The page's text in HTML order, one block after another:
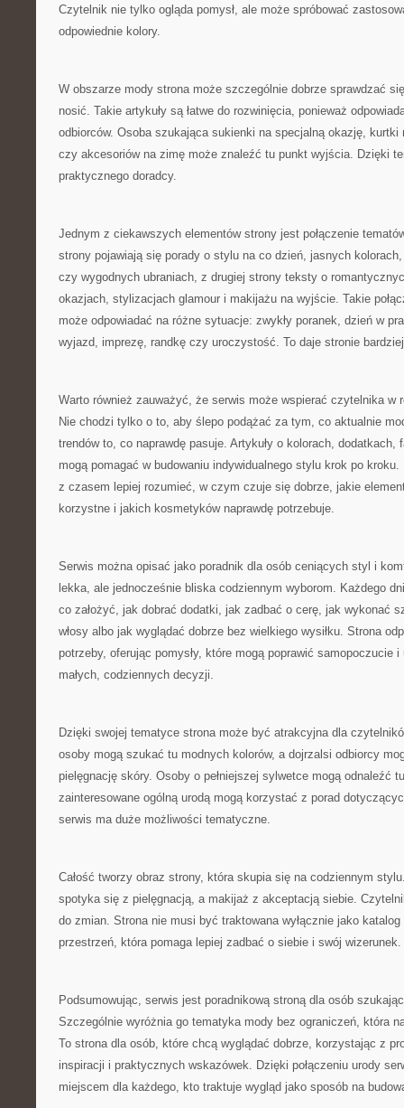
Czytelnik nie tylko ogląda pomysł, ale może spróbować
odpowiednie kolory.
W obszarze mody strona może szczególnie dobrze sprawdzać
nosić. Takie artykuły są łatwe do rozwinięcia, ponieważ
odbiorców. Osoba szukająca sukienki na specjalną okazję, kurtki
czy akcesoriów na zimę może znaleźć tu punkt wyjścia. Dzięki
praktycznego doradcy.
Jednym z ciekawszych elementów strony jest połączenie
strony pojawiają się porady o stylu na co dzień, jasnych
czy wygodnych ubraniach, z drugiej strony teksty o
okazjach, stylizacjach glamour i makijażu na wyjście. Takie
może odpowiadać na różne sytuacje: zwykły poranek, dzień w
wyjazd, imprezę, randkę czy uroczystość. To daje stronie
Warto również zauważyć, że serwis może wspierać czytelnika w
Nie chodzi tylko o to, aby ślepo podążać za tym, co aktualnie
trendów to, co naprawdę pasuje. Artykuły o kolorach, dodatkach,
mogą pomagać w budowaniu indywidualnego stylu krok po
z czasem lepiej rozumieć, w czym czuje się dobrze, jakie
korzystne i jakich kosmetyków naprawdę potrzebuje.
Serwis można opisać jako poradnik dla osób ceniących styl i
lekka, ale jednocześnie bliska codziennym wyborom. Każdego
co założyć, jak dobrać dodatki, jak zadbać o cerę, jak wykonać
włosy albo jak wyglądać dobrze bez wielkiego wysiłku. Strona
potrzeby, oferując pomysły, które mogą poprawić samopoczucie i
małych, codziennych decyzji.
Dzięki swojej tematyce strona może być atrakcyjna dla
osoby mogą szukać tu modnych kolorów, a dojrzalsi odbiorcy
pielęgnację skóry. Osoby o pełniejszej sylwetce mogą odnaleźć
zainteresowane ogólną urodą mogą korzystać z porad
serwis ma duże możliwości tematyczne.
Całość tworzy obraz strony, która skupia się na codziennym
spotyka się z pielęgnacją, a makijaż z akceptacją siebie.
do zmian. Strona nie musi być traktowana wyłącznie jako
przestrzeń, która pomaga lepiej zadbać o siebie i swój wizerunek.
Podsumowując, serwis jest poradnikową stroną dla osób
Szczególnie wyróżnia go tematyka mody bez ograniczeń, która
To strona dla osób, które chcą wyglądać dobrze, korzystając z
inspiracji i praktycznych wskazówek. Dzięki połączeniu urody
miejscem dla każdego, kto traktuje wygląd jako sposób na